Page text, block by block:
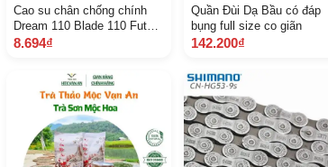
Cao su chân chống chính
Dream 110 Blade 110 Future
2 125 X Fi Rsx Rsx Fi A T
8.694₫
Quần Đùi Dạ Bầu có đáp
bụng full size co giãn
142.200₫